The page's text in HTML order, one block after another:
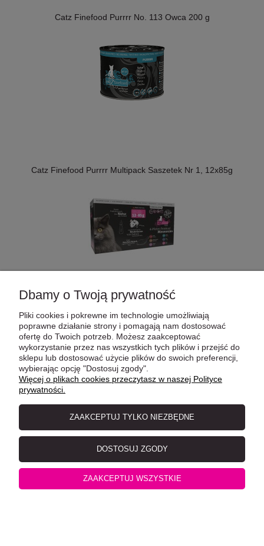
Catz Finefood Purrrr No. 113 Owca 200 g
Catz Finefood Purrrr Multipack Saszetek Nr 1, 12x85g
Catz Finefood Purrrr Wołowina No. 119 saszetka 85g
Catz Finefood No.23 Wołowina i Kaczka 400g
Dbamy o Twoją prywatność
Pliki cookies i pokrewne im technologie umożliwiają
poprawne działanie strony i pomagają nam dostosować
ofertę do Twoich potrzeb. Możesz zaakceptować
wykorzystanie przez nas wszystkich tych plików i przejść do
sklepu lub dostosować użycie plików do swoich preferencji,
wybierając opcję "Dostosuj zgody".
Więcej o plikach cookies przeczytasz w naszej Polityce
prywatności.
ZAAKCEPTUJ TYLKO NIEZBĘDNE
DOSTOSUJ ZGODY
ZAAKCEPTUJ WSZYSTKIE